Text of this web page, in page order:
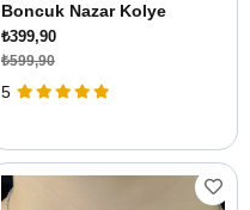
Boncuk Nazar Kolye
₺399,90
₺599,90
5